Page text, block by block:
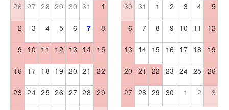
26 27 28 29 30 31 1
2 3 4 5 6 7 8
9 10 11 12 13 14 15
16 17 18 19 20 21 22
23 24 25 26 27 28 29
30 31 1 2 3 4 5
6 7 8 9 10 11 12
13 14 15 16 17 18 19
20 21 22 23 24 25 26
27 28 29 30 1 2 3